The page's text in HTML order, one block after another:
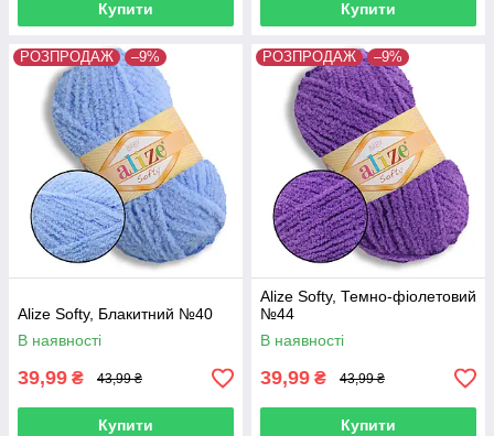
Купити Купити
РОЗПРОДАЖ –9%
Alize Softy, Блакитний №40
В наявності
39,99 ₴ 43,99 ₴
Купити
РОЗПРОДАЖ –9%
Alize Softy, Темно-фіолетовий
№44
В наявності
39,99 ₴ 43,99 ₴
Купити